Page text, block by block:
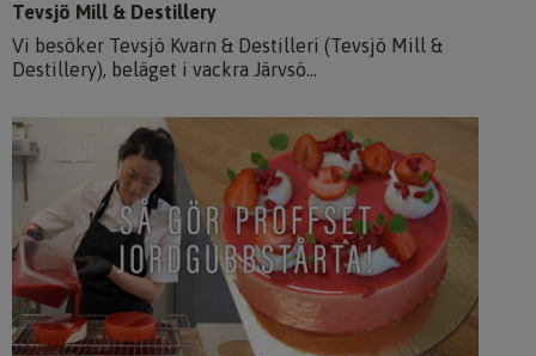
Tevsjö Mill & Destillery
Vi besöker Tevsjö Kvarn & Destilleri (Tevsjö Mill &
Destillery), beläget i vackra Järvsö...